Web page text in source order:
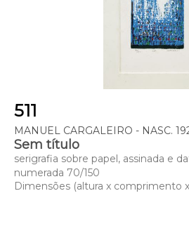
511
MANUEL CARGALEIRO - NASC.
Sem título
serigrafia sobre papel, assinada e
numerada 70/150
Dimensões (altura x comprimento